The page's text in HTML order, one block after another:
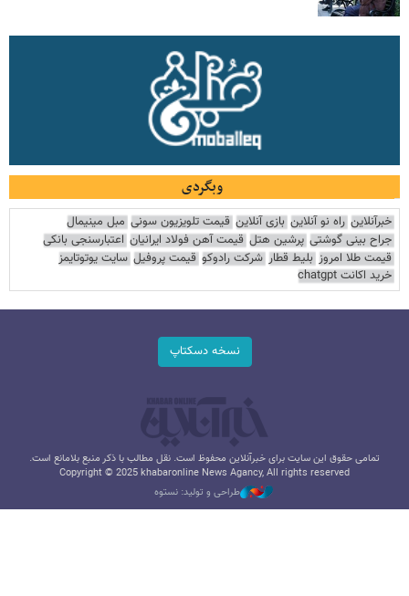
وبگردی
خبرآنلاین راه نو آنلاین بازی آنلاین قیمت تلویزیون سونی مبل مینیمال
جراح بینی گوشتی پرشین هتل قیمت آهن فولاد ایرانیان اعتبارسنجی بانکی
قیمت طلا امروز بلیط قطار شرکت رادوکو قیمت پروفیل سایت یوتوتایمز
خرید اکانت chatgpt
نسخه دسکتاپ
تمامی حقوق این سایت برای خبرآنلاین محفوظ است. نقل مطالب با ذکر منبع بلامانع است.
Copyright © 2025 khabaronline News Agancy, All rights reserved
طراحی و تولید: نستوه